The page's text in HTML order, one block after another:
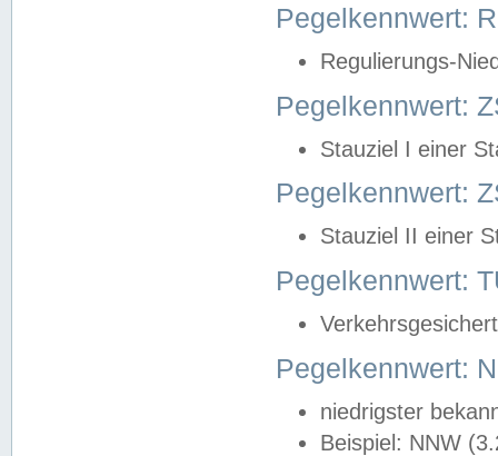
Pegelkennwert:
Regulierungs-
Pegelkennwert:
Stauziel I einer
Pegelkennwert:
Stauziel II einer
Pegelkennwert:
Pegelkennwert:
niedrigster
Beispiel: NNW